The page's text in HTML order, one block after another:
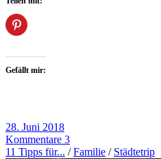
Gefällt mir:
28. Juni 2018
Kommentare 3
11 Tipps für... /Familie / Städtetrip